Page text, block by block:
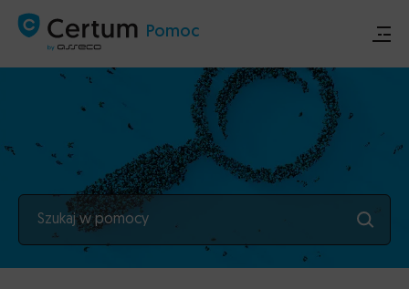
Pomoc
Ogłoszenia techniczne
Certum.pl
Sklep
Szukaj w pomocy